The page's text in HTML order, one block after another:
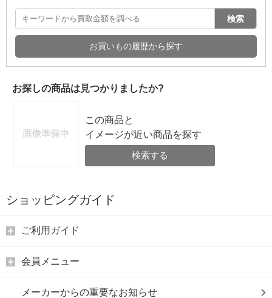
検索
お買いもの履歴から探す
お探しの商品は見つかりましたか?
この商品と
イメージが近い商品を探す
検索する
ショッピングガイド
ご利用ガイド
会員メニュー
メーカーからの重要なお知らせ